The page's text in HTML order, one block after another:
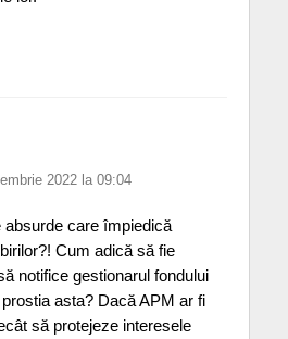
2022 la 09:04
care împiedică
Cum adică să fie
notifice gestionarul fondului
asta? Dacă APM ar fi
să protejeze interesele